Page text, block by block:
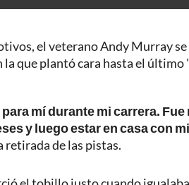
el veterano Andy Murray
la que plantó cara hasta el
mí durante mi carrera.
y luego estar en casa con
retirada de las pistas.